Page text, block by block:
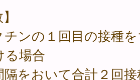
チンの１回目の接種
る場合
隔をおいて合計２回